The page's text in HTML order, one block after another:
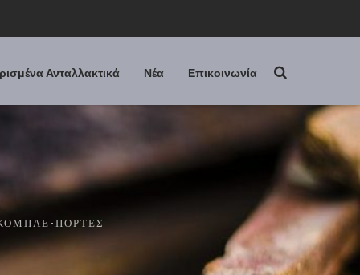
Ανταλλακτικά Νέα Επικοινωνία
ΠΌΡΤΕΣ